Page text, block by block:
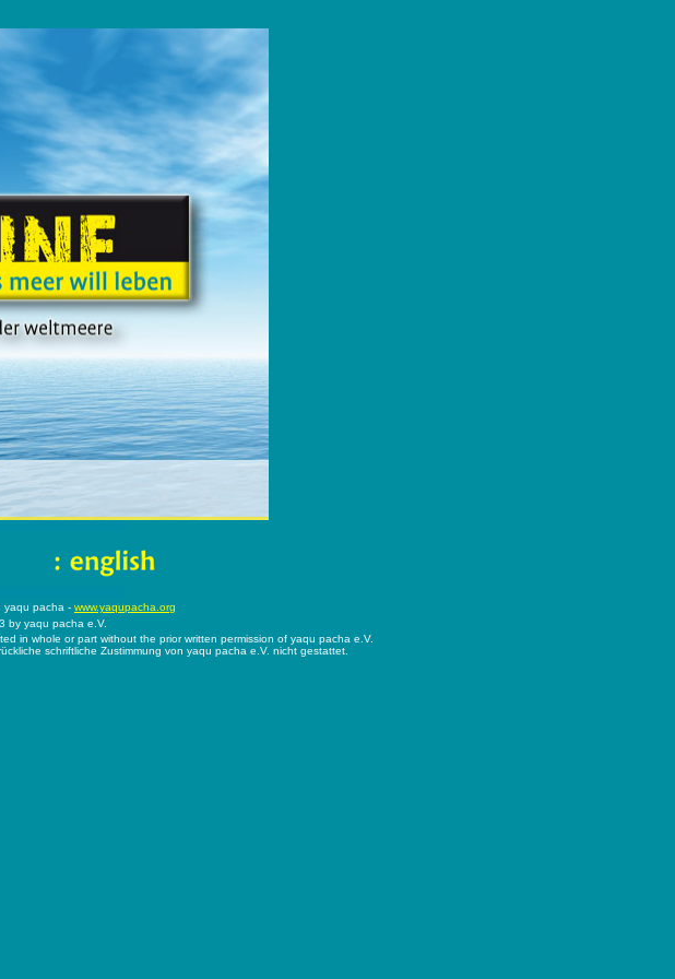
yaqu pacha - www.yaqupacha.org
by yaqu pacha e.V.
in whole or part without the prior written permission of yaqu pacha e.V.
schriftliche Zustimmung von yaqu pacha e.V. nicht gestattet.